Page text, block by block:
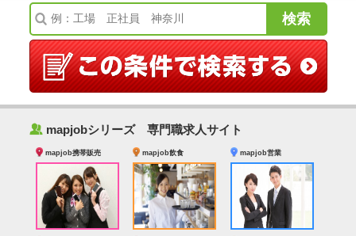
‰ mapjobシリーズ 専門職求人サイト
mapjob携帯販売 mapjob飲食 mapjob営業